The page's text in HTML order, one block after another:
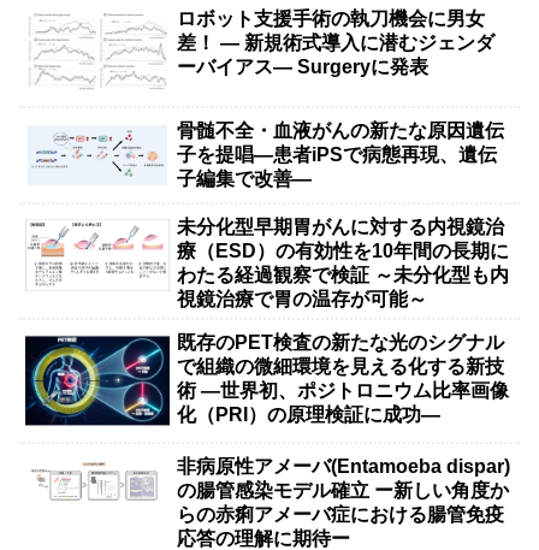
ロボット支援手術の執刀機会に男女
差！ — 新規術式導入に潜むジェンダ
ーバイアス— Surgeryに発表
骨髄不全・血液がんの新たな原因遺伝
子を提唱―患者iPSで病態再現、遺伝
子編集で改善―
未分化型早期胃がんに対する内視鏡治
療（ESD）の有効性を10年間の長期に
わたる経過観察で検証 ～未分化型も内
視鏡治療で胃の温存が可能～
既存のPET検査の新たな光のシグナル
で組織の微細環境を見える化する新技
術 ―世界初、ポジトロニウム比率画像
化（PRI）の原理検証に成功―
非病原性アメーバ(Entamoeba dispar)
の腸管感染モデル確立 ー新しい角度か
らの赤痢アメーバ症における腸管免疫
応答の理解に期待ー